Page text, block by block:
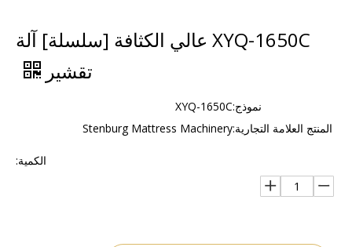
XYQ-1650C عالي الكثافة [سلسلة] آلة
تقشير
نموذج:XYQ-1650C
المنتج العلامة التجارية:Stenburg Mattress Machinery
الكمية: